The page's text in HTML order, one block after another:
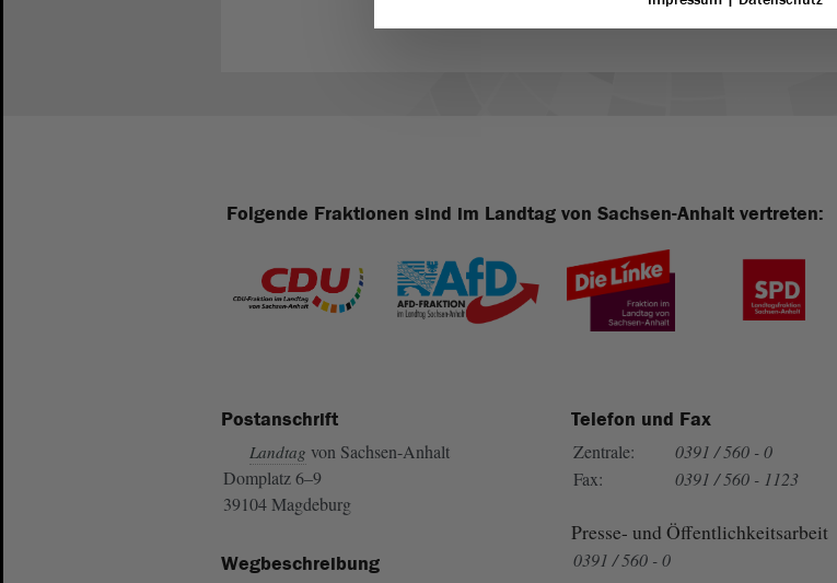
Folgende Fraktionen sind im Landtag von Sachsen-Anhalt vertreten:
Postanschrift
Landtag von Sachsen-Anhalt
Domplatz 6–9
39104 Magdeburg
Wegbeschreibung
Telefon und Fax
Zentrale:
0391 / 560 - 0
Fax:
0391 / 560 - 1123
Presse- und Öffentlichkeitsarbeit
0391 / 560 - 0